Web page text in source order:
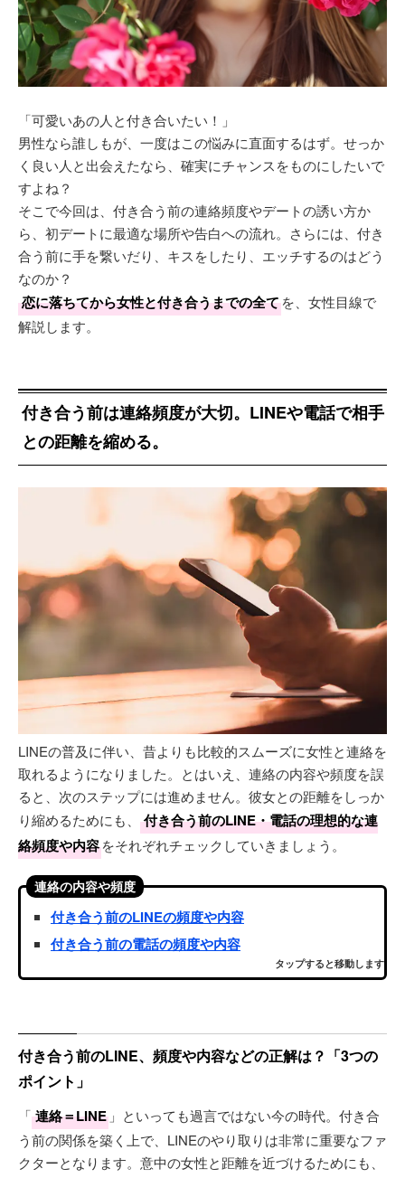
「可愛いあの人と付き合いたい！」
男性なら誰しもが、一度はこの悩みに直面するはず。せっか
く良い人と出会えたなら、確実にチャンスをものにしたいで
すよね？
そこで今回は、付き合う前の連絡頻度やデートの誘い方か
ら、初デートに最適な場所や告白への流れ。さらには、付き
合う前に手を繋いだり、キスをしたり、エッチするのはどう
なのか？
恋に落ちてから女性と付き合うまでの全てを、女性目線で
解説します。
付き合う前は連絡頻度が大切。LINEや電話で相手
との距離を縮める。
LINEの普及に伴い、昔よりも比較的スムーズに女性と連絡を
取れるようになりました。とはいえ、連絡の内容や頻度を誤
ると、次のステップには進めません。彼女との距離をしっか
り縮めるためにも、
付き合う前のLINE・電話の理想的な連
絡頻度や内容をそれぞれチェックしていきましょう。
連絡の内容や頻度
付き合う前のLINEの頻度や内容
付き合う前の電話の頻度や内容
タップすると移動します
付き合う前のLINE、頻度や内容などの正解は？「3つの
ポイント」
「 連絡＝LINE 」といっても過言ではない今の時代。付き合
う前の関係を築く上で、LINEのやり取りは非常に重要なファ
クターとなります。意中の女性と距離を近づけるためにも、